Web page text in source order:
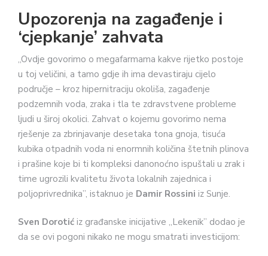
Upozorenja na zagađenje i
‘cjepkanje’ zahvata
„Ovdje govorimo o megafarmama kakve rijetko postoje
u toj veličini, a tamo gdje ih ima devastiraju cijelo
područje – kroz hipernitraciju okoliša, zagađenje
podzemnih voda, zraka i tla te zdravstvene probleme
ljudi u široj okolici. Zahvat o kojemu govorimo nema
rješenje za zbrinjavanje desetaka tona gnoja, tisuća
kubika otpadnih voda ni enormnih količina štetnih plinova
i prašine koje bi ti kompleksi danonoćno ispuštali u zrak i
time ugrozili kvalitetu života lokalnih zajednica i
poljoprivrednika”, istaknuo je Damir Rossini iz Sunje.
Sven Dorotić iz građanske inicijative „Lekenik” dodao je
da se ovi pogoni nikako ne mogu smatrati investicijom: